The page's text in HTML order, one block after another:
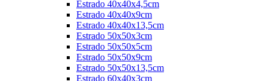
Estrado 40x40x4,5cm
Estrado 40x40x9cm
Estrado 40x40x13,5cm
Estrado 50x50x3cm
Estrado 50x50x5cm
Estrado 50x50x9cm
Estrado 50x50x13,5cm
Estrado 60x40x3cm